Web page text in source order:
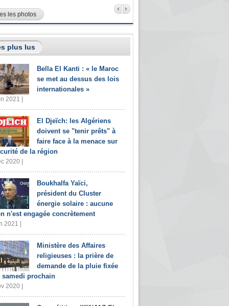
les photos
plus lus
Bella El Kanti : « le Maroc
se met au dessus des lois
internationales »
2021 |
El Djeïch: les Algériens
doivent se "tenir prêts" à
faire face à la menace sur
de la région
2020 |
Boukhalfa Yaïci,
président du Cluster
énergie solaire : aucune
n'est engagée concrètement
2021 |
Ministère des Affaires
religieuses : la prière de
demande de la pluie fixée
samedi prochain
2020 |